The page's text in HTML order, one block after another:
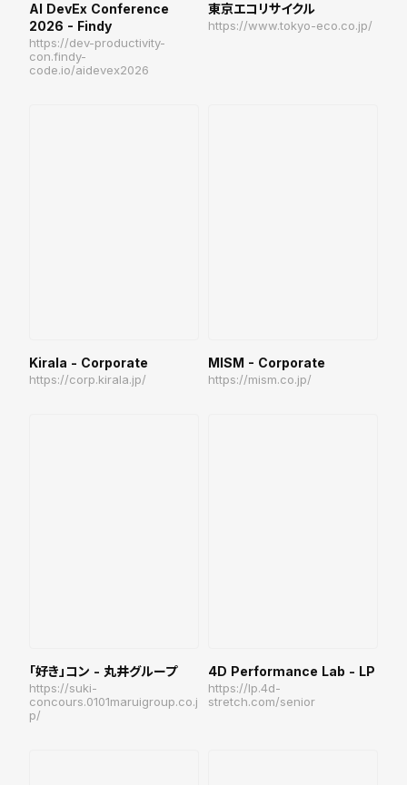
AI DevEx Conference
2026 - Findy
https://dev-productivity-
con.findy-
code.io/aidevex2026
東京エコリサイクル
https://www.tokyo-eco.co.jp/
Kirala - Corporate
https://corp.kirala.jp/
MISM - Corporate
https://mism.co.jp/
「好き」コン - 丸井グループ
https://suki-
concours.0101maruigroup.co.j
p/
4D Performance Lab - LP
https://lp.4d-
stretch.com/senior